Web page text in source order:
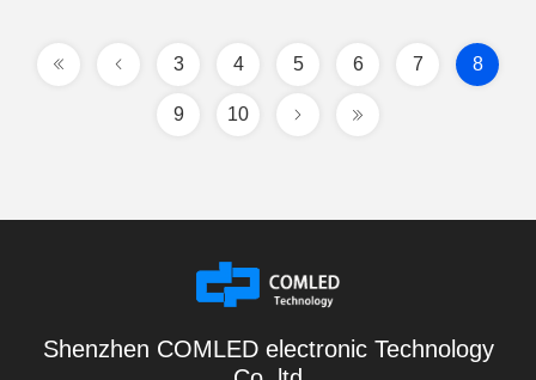
3 4 5 6 7 8
9 10
Shenzhen COMLED electronic Technology